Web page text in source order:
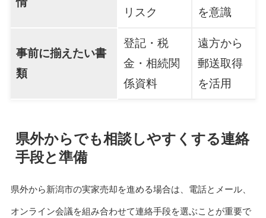
リスク
を意識
事前に揃えたい書
類
登記・税
金・相続関
係資料
遠方から
郵送取得
を活用
県外からでも相談しやすくする連絡
手段と準備
県外から新潟市の実家売却を進める場合は、電話とメール、
オンライン会議を組み合わせて連絡手段を選ぶことが重要で